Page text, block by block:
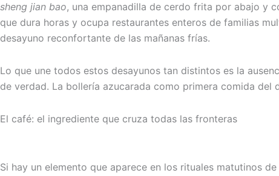
sheng jian bao, una empanadilla de cerdo frita por abajo y
que dura horas y ocupa restaurantes enteros de familias
desayuno reconfortante de las mañanas frías.
Lo que une todos estos desayunos tan distintos es la
de verdad. La bollería azucarada como primera comida
El café: el ingrediente que cruza todas las fronteras
Si hay un elemento que aparece en los rituales matutinos